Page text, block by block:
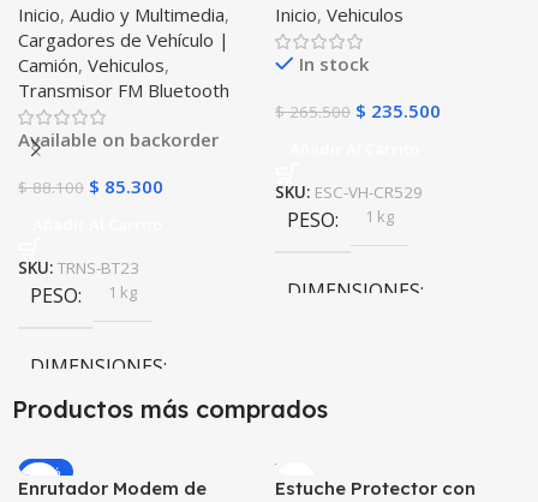
carro automóvil Vehículos
Camiones de tres puertos
2USB + 1Tipo C OPTIMUS
BT23
Inicio, Audio y Multimedia,
Cargadores de Vehículo |
Camión, Vehiculos,
Transmisor FM Bluetooth
Available on backorder
$88.100 $ 85.300
SKU: TRNS-BT23
PESO 1 kg
DIMENSIONES
Reader CR529 Diagnostico
de Estado para Vehiculos
Carros Camiones Lector de
Inicio, Vehiculos
In stock
$265.500 $ 235.500
SKU: ESC-VH-CR529
PESO 1 kg
DIMENSIONES
Productos más comprados
-20%
Enrutador Modem de
Estuche Protector con